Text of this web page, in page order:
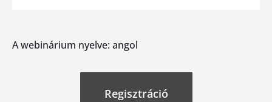
A webinárium nyelve: angol
Regisztráció